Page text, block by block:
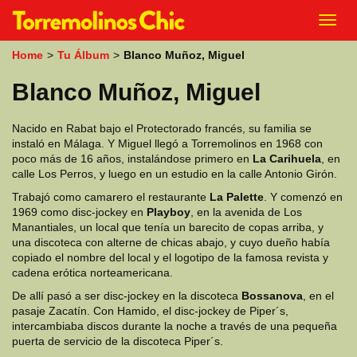
p
Home > Tu Álbum > Blanco Muñoz, Miguel
Blanco Muñoz, Miguel
Nacido en Rabat bajo el Protectorado francés, su familia se
instaló en Málaga. Y Miguel llegó a Torremolinos en 1968 con
poco más de 16 años, instalándose primero en La Carihuela , en
calle Los Perros, y luego en un estudio en la calle Antonio Girón.
Trabajó como camarero el restaurante La Palette . Y comenzó en
1969 como disc-jockey en Playboy , en la avenida de Los
Manantiales, un local que tenía un barecito de copas arriba, y
una discoteca con alterne de chicas abajo, y cuyo dueño había
copiado el nombre del local y el logotipo de la famosa revista y
cadena erótica norteamericana.
De allí pasó a ser disc-jockey en la discoteca Bossanova , en el
pasaje Zacatín. Con Hamido, el disc-jockey de Piper´s,
intercambiaba discos durante la noche a través de una pequeña
puerta de servicio de la discoteca Piper´s.